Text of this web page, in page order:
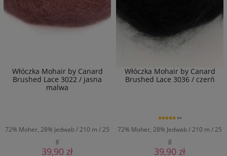
Włóczka Mohair by Canard
Brushed Lace 3022 / jasna
malwa
72% Moher, 28% Jedwab / 210 m / 25
g
39,90 zł
Włóczka Mohair by Canard
Brushed Lace 3036 / czerń
72% Moher, 28% Jedwab / 210 m / 25
g
5.0
39,90 zł